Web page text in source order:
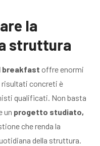
la
struttura
breakfast offre enormi
concreti è
qualificati. Non basta
un progetto studiato,
che renda la
della struttura.